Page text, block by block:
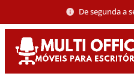
De segunda a